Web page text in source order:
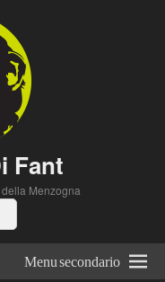
Fant
Menzogna
Menu secondario